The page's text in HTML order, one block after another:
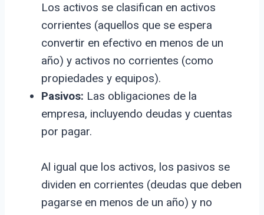
Los activos se clasifican en activos
corrientes (aquellos que se espera
convertir en efectivo en menos de un
año) y activos no corrientes (como
propiedades y equipos).
Pasivos: Las obligaciones de la
empresa, incluyendo deudas y cuentas
por pagar.
Al igual que los activos, los pasivos se
dividen en corrientes (deudas que deben
pagarse en menos de un año) y no